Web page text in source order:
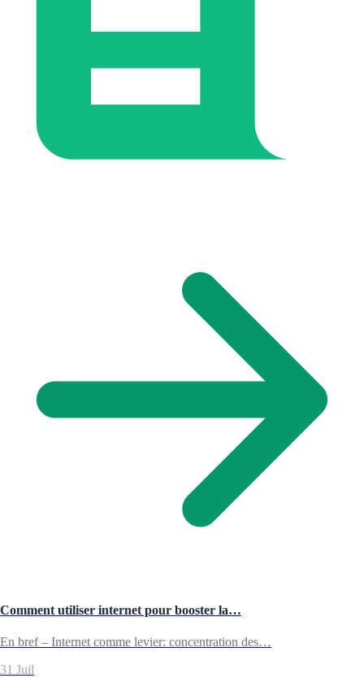
Comment utiliser internet pour booster la…
En bref – Internet comme levier: concentration des…
31 Juil